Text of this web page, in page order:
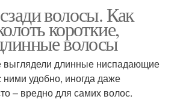
волосы. Как
короткие,
волосы
выглядели длинные ниспадающие
ними удобно, иногда даже
– вредно для самих волос.